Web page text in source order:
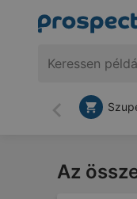
Vissza
Az